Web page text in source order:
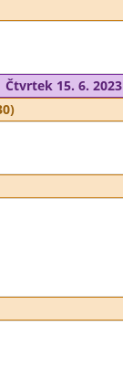
Čtvrtek 15. 6. 2023